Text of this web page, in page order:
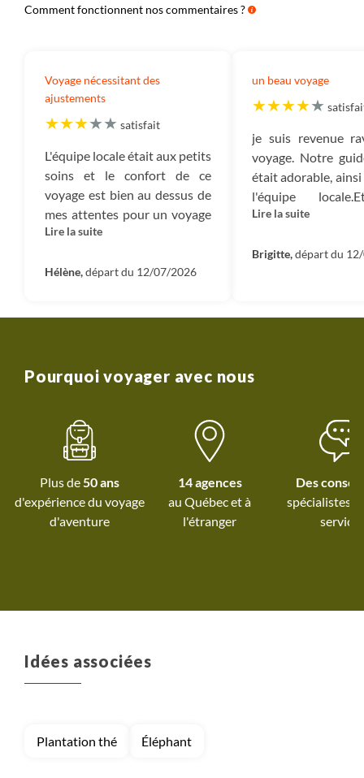
Comment fonctionnent nos commentaires ?
Voyage nécessitant des
ajustements
satisfait
L'équipe locale était aux petits
soins et le confort de ce
voyage est bien au dessus de
mes attentes pour un voyage
aventure. Cependant,
reste trop superficielle à mon
temps libre. L'équilibre du
circuit est à revoir.
circuit pour des personnes
qui souhaitent une
toute detente.
Lire la suite
Hélène,départ du 12/07/2026
un beau voyage
je suis revenue
voyage. Notre
était adorable,
l'équipe
groupe
aimé l'immersion
ajustements
mais conforme au
Lire la suite
Brigitte,départ du
Pourquoi voyager avec nous
Plus de50 ans
d'expérience du voyage
d'aventure
14 agences
au Québec età
l'étranger
Des
spécialistes
service
Idées associées
Plantation thé Éléphant